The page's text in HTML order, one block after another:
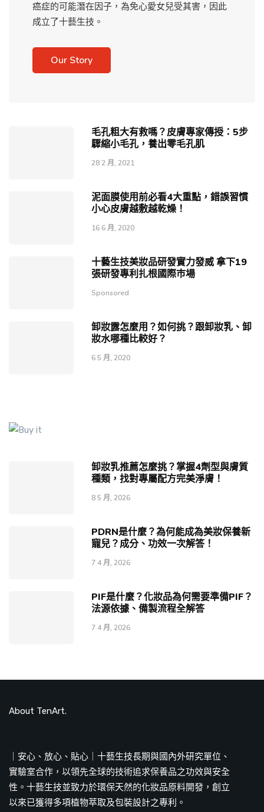
癌症的可能潛在因子，為免心愛女兒受其害，因此
成立了十藝生技。
Our Story
毛孔粗大有救嗎？皮膚專家傳授：5步
驟縮小毛孔，養出零毛孔肌
28 2 月, 2021
泥面膜使用前必看4大重點，錯誤習慣
小心皮膚越敷越乾燥！
16 6 月, 2020
十藝生技美妝品研發實力發威 拿下19
張研發專利扎根國際巿場
Sponsored
卸妝露怎麼用？如何挑？跟卸妝乳、卸
妝水哪種比較好？
6 5 月, 2020
卸妝乳推薦怎麼挑？掌握4劑型與膚質
種類，找對專屬配方完美淨膚！
8 5 月, 2026
PDRN是什麼？為何能成為美妝保養新
寵兒？成分、功效一次解答！
7 4 月, 2026
PIF是什麼？化妝品為何需要準備PIF？
法源依據、備製流程全解答
7 4 月, 2026
About TenArt.
｜安心、放心、貼心｜十藝生技長期與國內外研究單位、
實驗室合作，以領先全球的技術追求保養品之功效與安全
性。十藝生技並致力於環保天然的化妝品原料開發，創立
以來已獲得多項植物萃取及包裝設計之專利。